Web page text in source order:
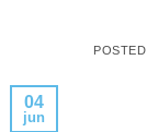
04
jun